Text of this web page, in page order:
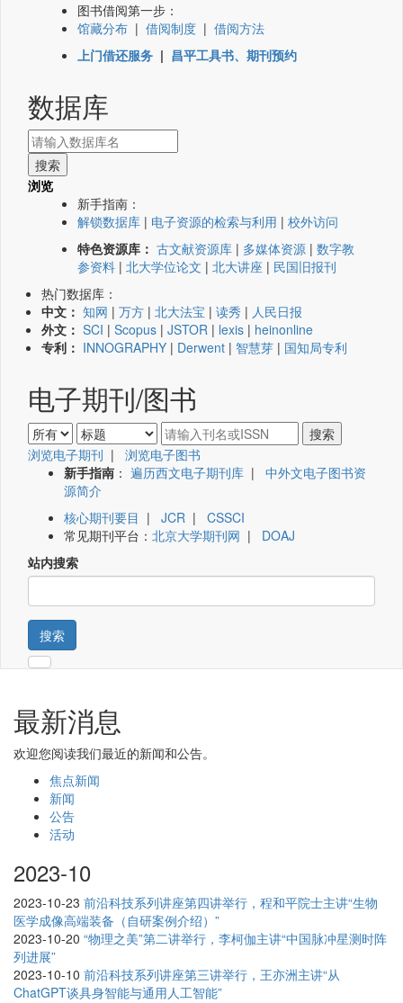
图书借阅第一步：
馆藏分布 | 借阅制度 | 借阅方法
上门借还服务 | 昌平工具书、期刊预约
数据库
浏览
新手指南：
解锁数据库 | 电子资源的检索与利用 | 校外访问
特色资源库： 古文献资源库 | 多媒体资源 | 数字教
参资料 | 北大学位论文 | 北大讲座 | 民国旧报刊
热门数据库：
中文： 知网 | 万方 | 北大法宝 | 读秀 | 人民日报
外文： SCI | Scopus | JSTOR | lexis | heinonline
专利： INNOGRAPHY | Derwent | 智慧芽 | 国知局专利
电子期刊/图书
浏览电子期刊 | 浏览电子图书
新手指南 ： 遍历西文电子期刊库 | 中外文电子图书资
源简介
核心期刊要目 | JCR | CSSCI
常见期刊平台： 北京大学期刊网 | DOAJ
站内搜索
搜索
最新消息
欢迎您阅读我们最近的新闻和公告。
焦点新闻
新闻
公告
活动
2023-10
2023-10-23 前沿科技系列讲座第四讲举行，程和平院士主讲“生物
医学成像高端装备（自研案例介绍）”
2023-10-20 “物理之美”第二讲举行，李柯伽主讲“中国脉冲星测时阵
列进展”
2023-10-10 前沿科技系列讲座第三讲举行，王亦洲主讲“从
ChatGPT谈具身智能与通用人工智能”